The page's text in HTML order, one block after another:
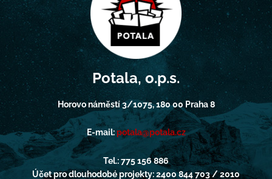
Potala, o.p.s.
Horovo náměstí 3/1075, 180 00 Praha 8
E-mail:potala@potala.cz
Tel.: 775 156 886
Účet pro dlouhodobé projekty: 2400 844 703 / 2010